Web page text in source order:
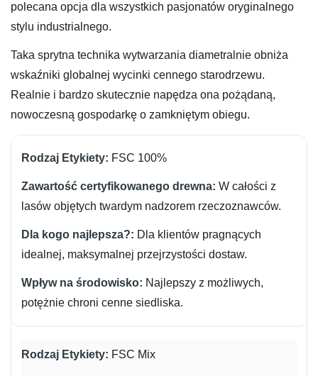
polecana opcja dla wszystkich pasjonatów oryginalnego
stylu industrialnego.
Taka sprytna technika wytwarzania diametralnie obniża
wskaźniki globalnej wycinki cennego starodrzewu.
Realnie i bardzo skutecznie napędza ona pożądaną,
nowoczesną gospodarkę o zamkniętym obiegu.
FSC 100%
W całości z
lasów objętych twardym nadzorem rzeczoznawców.
Dla klientów pragnących
idealnej, maksymalnej przejrzystości dostaw.
Najlepszy z możliwych,
potężnie chroni cenne siedliska.
FSC Mix